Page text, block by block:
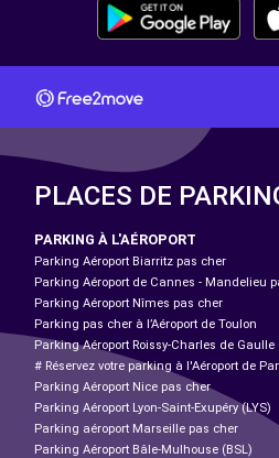
PLACES DE
PARKING À L'AÉROPORT
Parking Aéroport Biarritz pas cher
Parking Aéroport de Cannes - Mandelieu
Parking Aéroport Nîmes pas cher
Parking pas cher à l’Aéroport de Toulon
Parking Aéroport Roissy-Charles de Gaulle
# Réservez votre parking à l'Aéroport de
Parking Aéroport Nice pas cher
Parking Aéroport Lyon-Saint-Exupéry (LYS)
Parking aéroport Marseille pas cher
Parking Aéroport Bâle-Mulhouse (BSL)